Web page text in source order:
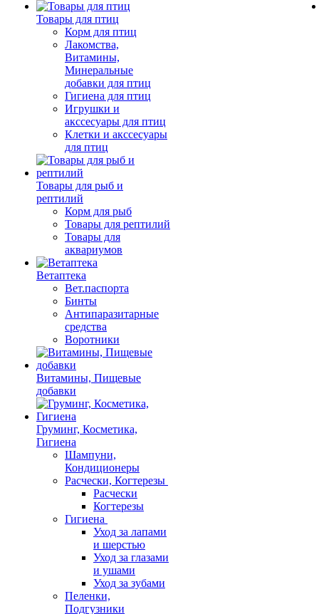
Товары для птиц
Корм для птиц
Лакомства,
Витамины,
Минеральные
добавки для птиц
Гигиена для птиц
Игрушки и
акссесуары для птиц
Клетки и акссесуары
для птиц
Товары для рыб и
рептилий
Корм для рыб
Товары для рептилий
Товары для
аквариумов
Ветаптека
Вет.паспорта
Бинты
Антипаразитарные
средства
Воротники
Витамины, Пищевые
добавки
Груминг, Косметика,
Гигиена
Шампуни,
Кондиционеры
Расчески, Когтерезы
Расчески
Когтерезы
Гигиена
Уход за лапами
и шерстью
Уход за глазами
и ушами
Уход за зубами
Пеленки,
Подгузники